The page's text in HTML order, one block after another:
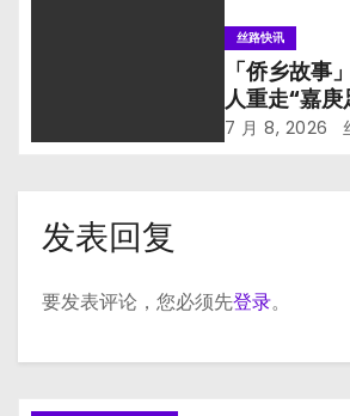
丝路快讯
「侨乡故事
人重走“嘉庚
7 月 8, 2026
发表回复
要发表评论，您必须先登录。